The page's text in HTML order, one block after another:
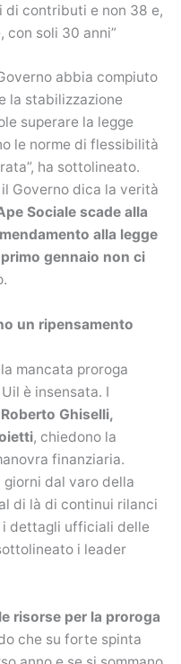
di contributi e non 38 e,
con soli 30 anni”
abbia compiuto
la stabilizzazione
superare la legge
le norme di flessibilità
ha sottolineato.
Governo dica la verità
Sociale scade alla
alla legge
gennaio non ci
un ripensamento
mancata proroga
è insensata. I
Roberto Ghiselli,
, chiedono la
finanziaria.
giorni dal varo della
di là di continui rilanci
i dettagli ufficiali delle
i leader
le risorse per la proroga
che su forte spinta